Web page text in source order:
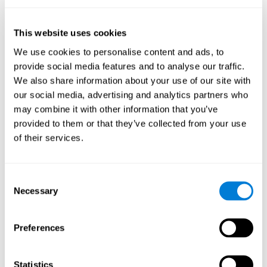
This website uses cookies
We use cookies to personalise content and ads, to
provide social media features and to analyse our traffic.
We also share information about your use of our site with
our social media, advertising and analytics partners who
may combine it with other information that you’ve
provided to them or that they’ve collected from your use
of their services.
Selection
Necessary
Preferences
Statistics
attaque of traumatische encefalopathie
Hoe kun je herkenning meten en
beoordelen?
Herkenning maakt het mogelijk om gemakkelijk en efficiënt
dagelijkse taken uit te voeren, reden waarom het evalueren ervan
en het kennen van je herkenningsniveau behulpzaam kunnen zijn
dokter helpt om te weten of een patiënt problemen zal hebben
met het herkennen van zijn medicijnen, familie of huis. Tenslotte
professionele
gebieden, daar het helpt te begrijpen of een
werknemer in staat is om materiaal en klanten te herkennen en
Met behulp van een
complete neuropsychologische beoordeling,